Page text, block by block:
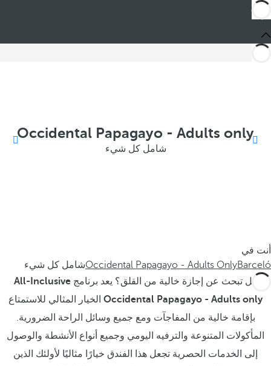
Occidental Papagayo - Adults only
شامل كل شيء
أنت في
Barceló
Occidental Papagayo - Adults Onlyشامل كل شيء
هل تبحث عن إجازة خالية من القلق؟ يعد برنامج All-Inclusive
Occidental Papagayo - Adults only الخيار المثالي للاستمتاع
بإقامة خالية من المفاجآت ومع جميع وسائل الراحة الضرورية.
المأكولات المتنوعة والترفيه اليومي وجميع أنواع الأنشطة والوصول
إلى الخدمات الحصرية تجعل هذا الفندق خيارًا مثاليًا لأولئك الذين